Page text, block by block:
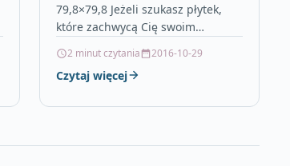
79,8×79,8 Jeżeli szukasz płytek,
które zachwycą Cię swoim
zarazem będą wyróżniać się
długotrwałą funkcjonalnością, to
2 minut czytania 2016-10-29
Czytaj więcej